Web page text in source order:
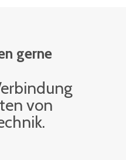
gerne
von